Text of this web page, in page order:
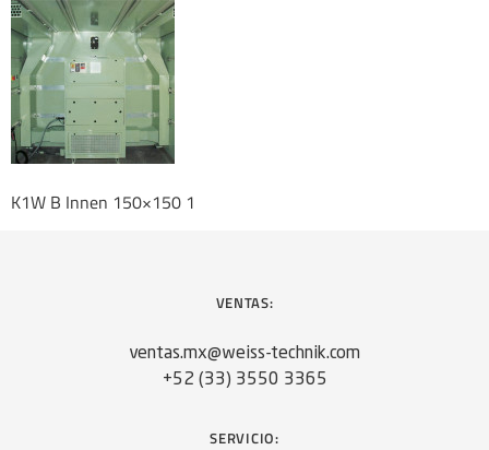
K1W B Innen 150×150 1
VENTAS:
ventas.mx@weiss-technik.com
+52 (33) 3550 3365
SERVICIO: